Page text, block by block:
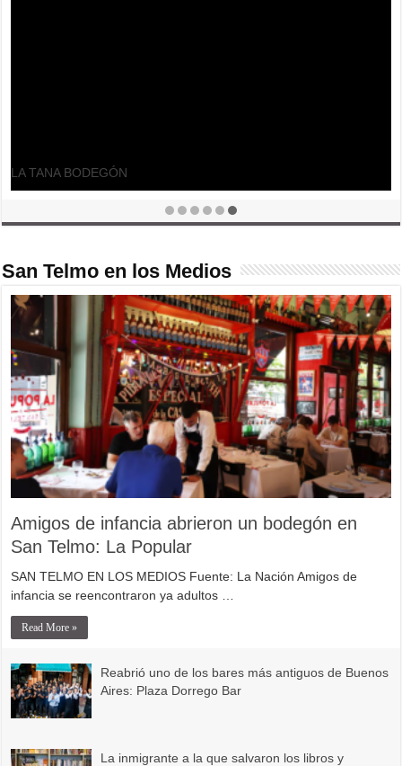
LA TANA BODEGÓN
San Telmo en los Medios
Amigos de infancia abrieron un bodegón en
San Telmo: La Popular
SAN TELMO EN LOS MEDIOS Fuente: La Nación Amigos de
infancia se reencontraron ya adultos …
Read More »
Reabrió uno de los bares más antiguos de Buenos
Aires: Plaza Dorrego Bar
La inmigrante a la que salvaron los libros y